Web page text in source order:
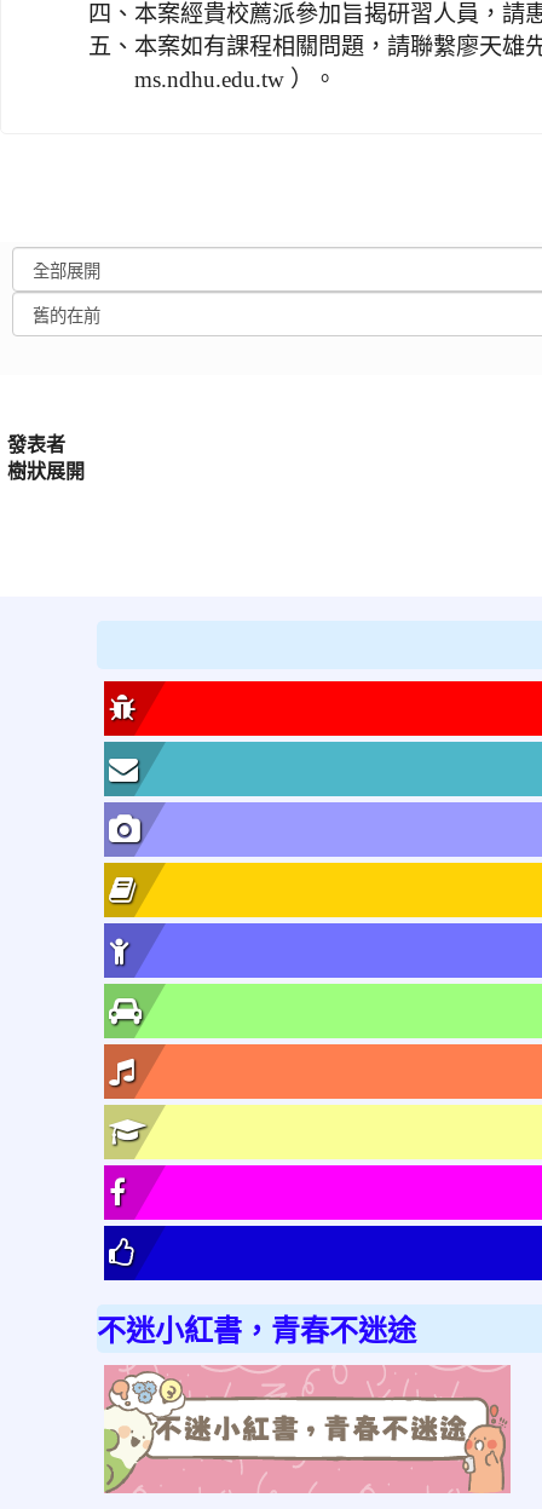
四、 本案經貴校薦派參加旨揭研習人員，請
五、 本案如有課程相關問題，請聯繫廖天雄
ms.ndhu.edu.tw ）。
發表者
樹狀展開
不迷小紅書，青春不迷途